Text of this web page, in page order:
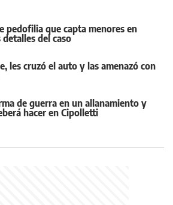
pedofilia que capta menores en
del caso
les cruzó el auto y las amenazó con
de guerra en un allanamiento y
hacer en Cipolletti